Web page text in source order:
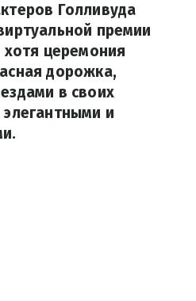
Голливуда
премии
хотя церемония
дорожка,
в своих
и